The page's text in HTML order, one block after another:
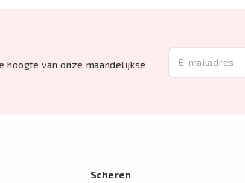
van onze maandelijkse
Scheren